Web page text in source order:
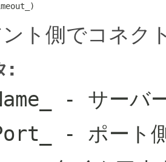
ト側でコネク
:
- サーバ
- ポート